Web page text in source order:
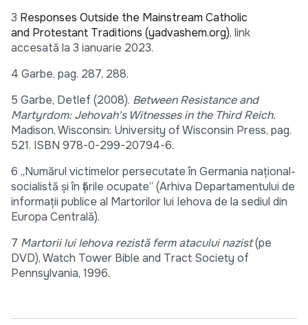
3 Responses Outside the Mainstream Catholic
and Protestant Traditions (yadvashem.org), link
accesată la 3 ianuarie 2023.
4 Garbe, pag. 287, 288.
5 Garbe, Detlef (2008). Between Resistance and
Martyrdom: Jehovah's Witnesses in the Third Reich.
Madison, Wisconsin: University of Wisconsin Press, pag.
521. ISBN 978-0-299-20794-6.
6 „Numărul victimelor persecutate în Germania național-
socialistă și în țările ocupate” (Arhiva Departamentului de
informații publice al Martorilor lui Iehova de la sediul din
Europa Centrală).
7 Martorii lui Iehova rezistă ferm atacului nazist(pe
DVD), Watch Tower Bible and Tract Society of
Pennsylvania, 1996.